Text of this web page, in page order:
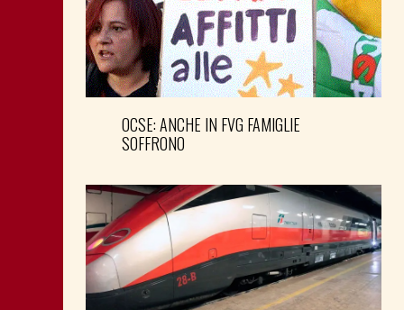
OCSE: ANCHE IN FVG FAMIGLIE
SOFFRONO